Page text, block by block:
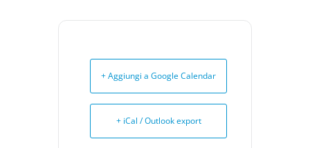
+ Aggiungi a Google Calendar
+ iCal / Outlook export